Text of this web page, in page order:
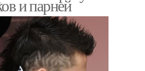
и парней